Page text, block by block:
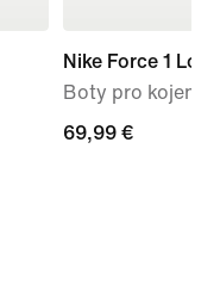
Nike Force 1 Low
Boty pro
69,99 €
69,99 €